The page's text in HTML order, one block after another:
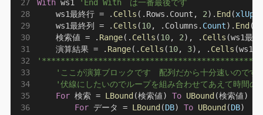
With ws1
'End With　は一番最後です
    ws1最終行 = .
Cells (.Rows.Count, 2). End (xlUp
    ws1最終列 = .
Cells (10, .Columns. Count). End (
    検索値 = .
Range(. Cells (10, 2), . Cells (ws1最
    演算結果 = .
Range(. Cells (10, 3), . Cells (ws1
'ここが演算ブロックです　配列だから十分速いのです
'伏線にしたいのでループを組み合わせてあえて時間の
For 検索 = LBound (検索値) To UBound (検索値)
For データ = LBound (DB) To UBound (DB)